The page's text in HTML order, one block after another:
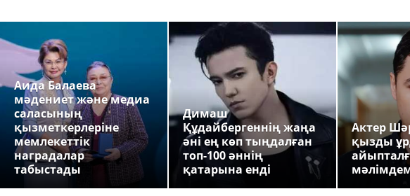
Аида Балаева
мәдениет және медиа
саласының
қызметкерлеріне
мемлекеттік
наградалар
табыстады
Димаш
Құдайбергеннің жаңа
әні ең көп тыңдалған
топ-100 әннің
қатарына енді
Актер
қызды